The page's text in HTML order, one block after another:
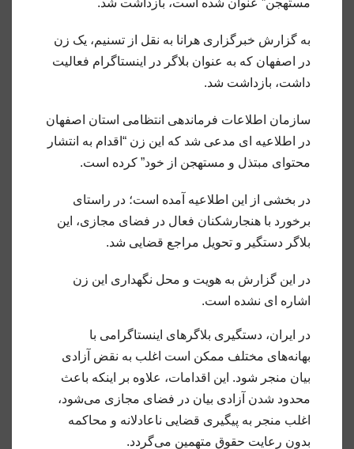
به گزارش خبرگزاری هرانا به نقل از تسنیم، یک زن
در اصفهان که به عنوان بلاگر در اینستاگرام فعالیت
داشت، بازداشت شد.
سازمان اطلاعات فرماندهی انتظامی استان اصفهان
در اطلاعیه ای مدعی شد که این زن “اقدام به انتشار
محتوای مبتذل و مستهجن از خود” کرده است.
در بخشی از این اطلاعیه آمده است؛ در راستای
برخورد با هنجارشکنان فعال در فضای مجازی، این
بلاگر دستگیر و تحویل مراجع قضایی شد.
در این گزارش به هویت و محل نگهداری این زن
اشاره ای نشده است.
در ایران، دستگیری بلاگرهای اینستاگرامی با
بهانه‌های مختلف ممکن است اغلب به نقض آزادی
بیان منجر شود. این اقدامات، علاوه بر اینکه باعث
محدود شدن آزادی بیان در فضای مجازی می‌شود،
اغلب منجر به پیگیری قضایی ناعادلانه و محاکمه
بدون رعایت حقوق متهمین می‌گردد.